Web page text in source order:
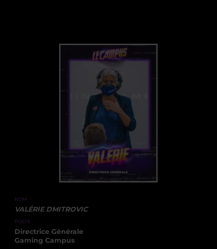
NOM
VALÉRIE DMITROVIC
POSTE
Directrice Générale
Gaming Campus